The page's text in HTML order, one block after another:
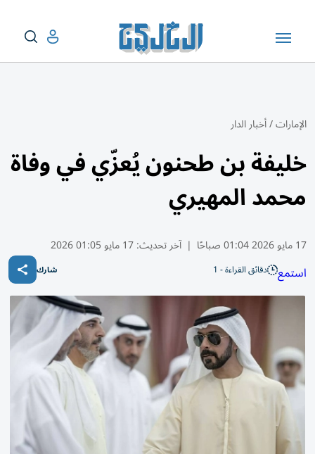
الإمارات/أخبار الدار
خليفة بن طحنون يُعزّي في وفاة
محمد المهيري
17 مايو 2026 01:04 صباحًا | آخر تحديث:17 مايو 01:05 2026
استمع دقائق القراءة - 1 شارك